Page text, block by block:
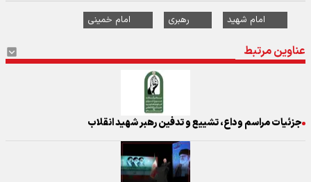
امام شهید رهبری امام خمینی
عناوین مرتبط
جزئیات مراسم وداع، تشییع و تدفین رهبر شهید انقلاب